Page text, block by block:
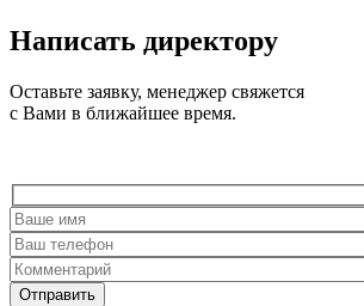
Написать директору
Оставьте заявку, менеджер свяжется
с Вами в ближайшее время.
Отправить